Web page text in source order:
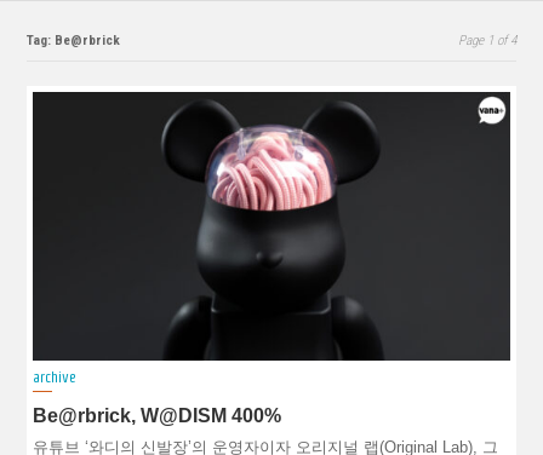
Tag: Be@rbrick Page 1 of 4
archive
Be@rbrick, W@DISM 400%
유튜브 ‘와디의 신발장’의 운영자이자 오리지널 랩(Original Lab), 그